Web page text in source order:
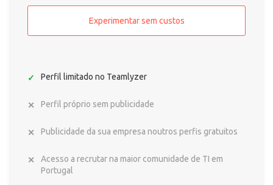
Experimentar sem custos
Perfil limitado no Teamlyzer
Perfil próprio sem publicidade
Publicidade da sua empresa noutros perfis gratuitos
Acesso a recrutar na maior comunidade de TI em
Portugal